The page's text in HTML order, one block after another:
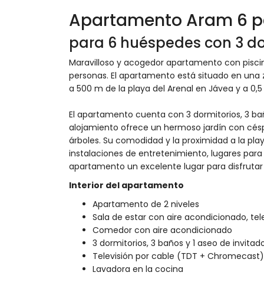
Apartamento Aram 6
para 6 huéspedes con 3
Maravilloso y acogedor apartamento con
personas. El apartamento está situado en
a 500 m de la playa del Arenal en Jávea y a
El apartamento cuenta con 3 dormitorios, 3
alojamiento ofrece un hermoso jardín con
árboles. Su comodidad y la proximidad a la
instalaciones de entretenimiento, lugares
apartamento un excelente lugar para
Interior del apartamento
Apartamento de 2 niveles
Sala de estar con aire acondicionado,
Comedor con aire acondicionado
3 dormitorios, 3 baños y 1 aseo de
Televisión por cable (TDT + Chromecast)
Lavadora en la cocina